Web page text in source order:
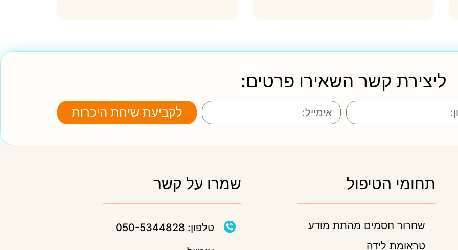
ליצירת קשר השאירו פרטים:
לקביעת שיחת היכרות
תחומי הטיפול
שחרור חסמים מהתת מודע
טראומת לידה
שמרו על קשר
טלפון: 050-5344828